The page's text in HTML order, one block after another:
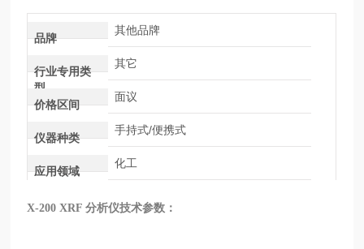
品牌
其他品牌
行业专用类
型
其它
价格区间
面议
仪器种类
手持式/便携式
应用领域
化工
X-200 XRF 分析仪技术参数：